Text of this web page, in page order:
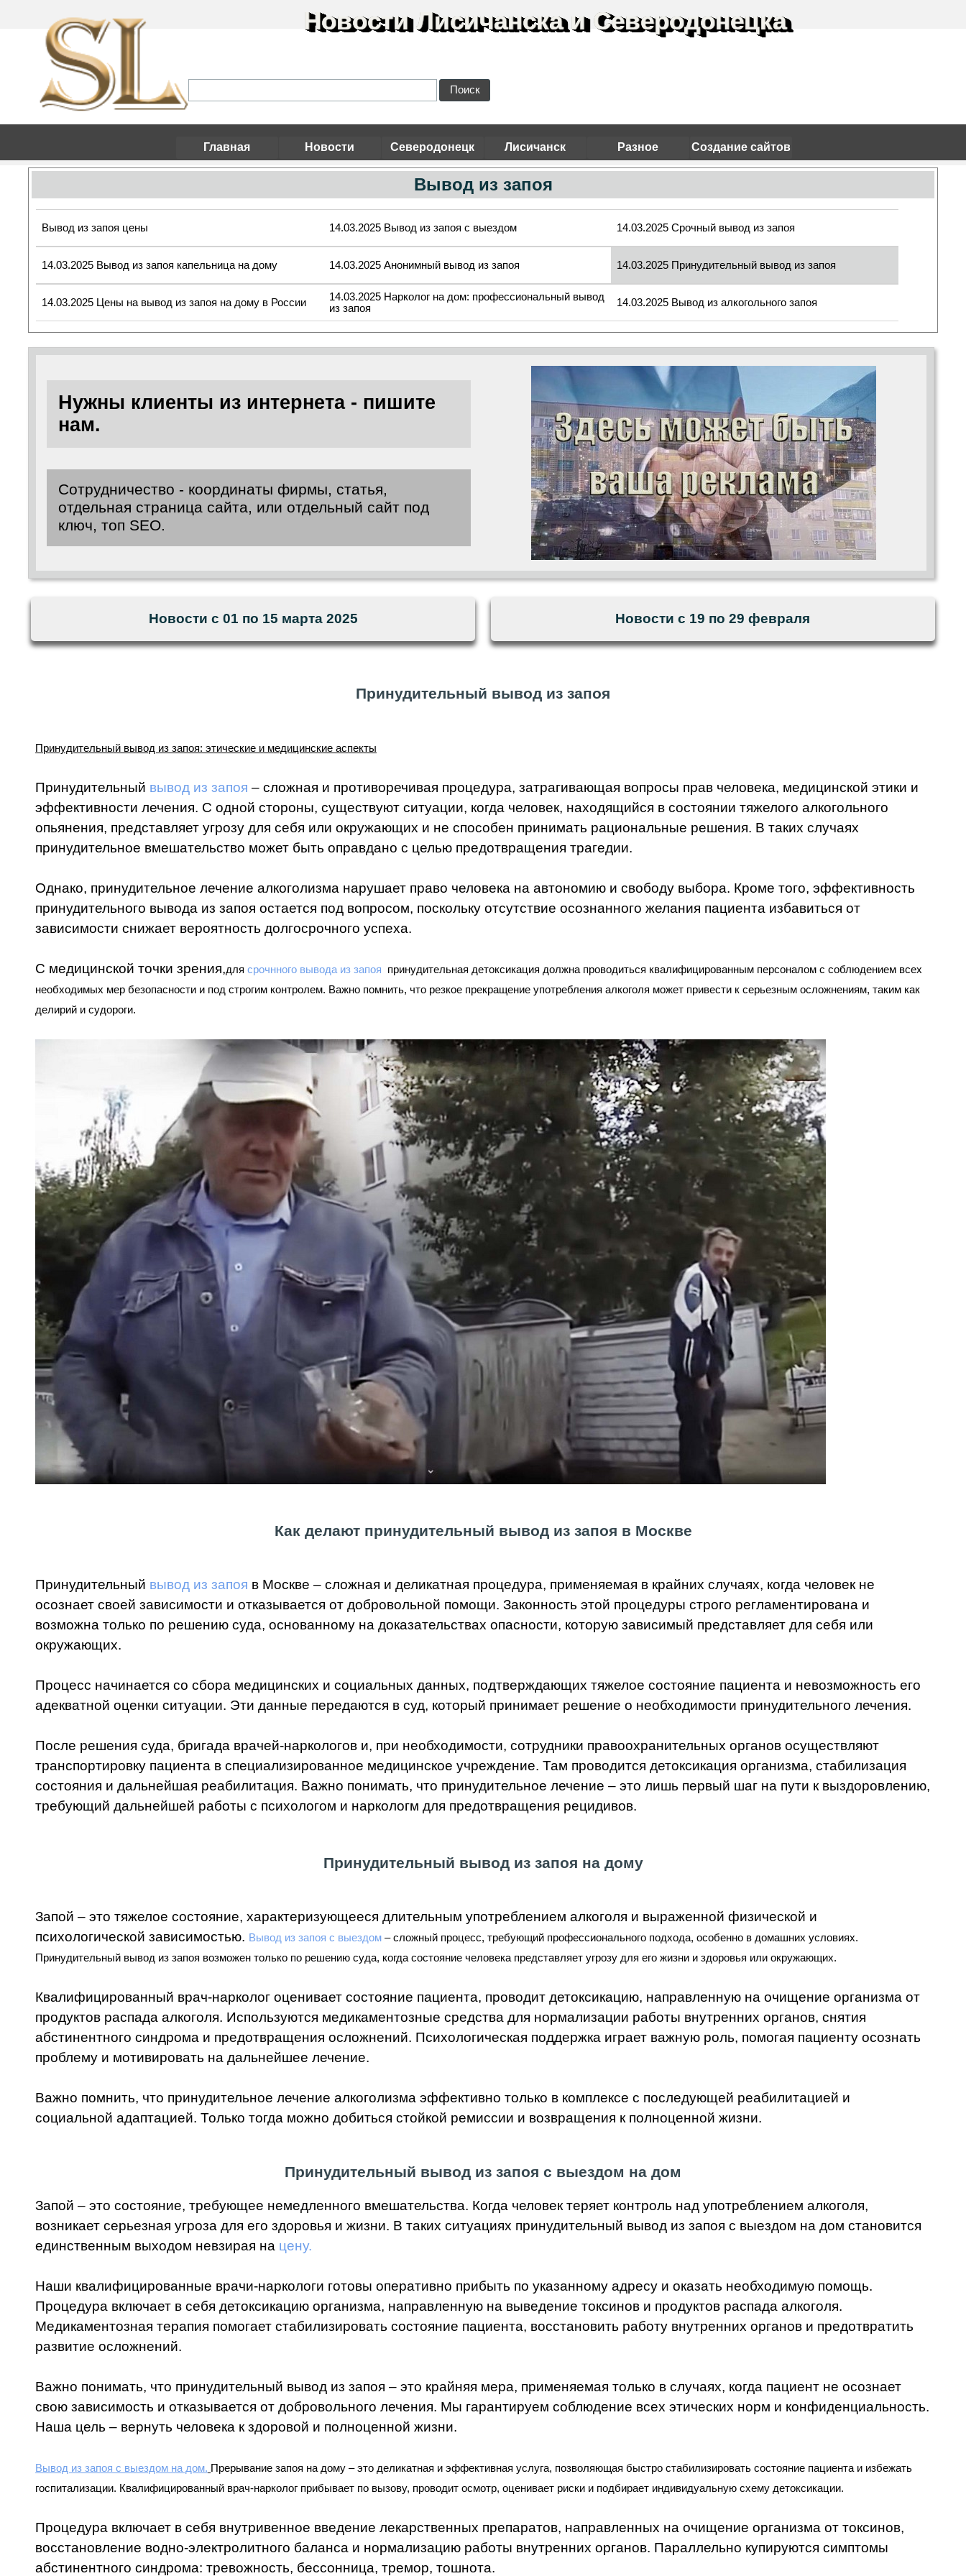
Главная Новости Северодонецк Лисичанск Разное Создание сайтов
Новости Лисичанска и Северодонецка
Поиск
Вывод из запоя
Вывод из запоя цены 14.03.2025 Вывод из запоя с выездом 14.03.2025 Срочный вывод из запоя
14.03.2025 Вывод из запоя капельница на дому 14.03.2025 Анонимный вывод из запоя 14.03.2025 Принудительный вывод из запоя
14.03.2025 Цены на вывод из запоя на дому в России
14.03.2025 Нарколог на дом: профессиональный вывод
из запоя
14.03.2025 Вывод из алкогольного запоя
Нужны клиенты из интернета - пишите
нам.
Сотрудничество - координаты фирмы, статья,
отдельная страница сайта, или отдельный сайт под
ключ, топ SEO.
Новости с 01 по 15 марта 2025 Новости с 19 по 29 февраля
Принудительный вывод из запоя
Принудительный вывод из запоя: этические и медицинские аспекты
Принудительный вывод из запоя – сложная и противоречивая процедура, затрагивающая вопросы прав человека, медицинской этики и
эффективности лечения. С одной стороны, существуют ситуации, когда человек, находящийся в состоянии тяжелого алкогольного
опьянения, представляет угрозу для себя или окружающих и не способен принимать рациональные решения. В таких случаях
принудительное вмешательство может быть оправдано с целью предотвращения трагедии.
Однако, принудительное лечение алкоголизма нарушает право человека на автономию и свободу выбора. Кроме того, эффективность
принудительного вывода из запоя остается под вопросом, поскольку отсутствие осознанного желания пациента избавиться от
зависимости снижает вероятность долгосрочного успеха.
С медицинской точки зрения,для срочнного вывода из запоя принудительная детоксикация должна проводиться квалифицированным персоналом с соблюдением всех
необходимых мер безопасности и под строгим контролем. Важно помнить, что резкое прекращение употребления алкоголя может привести к серьезным осложнениям, таким как
делирий и судороги.
Как делают принудительный вывод из запоя в Москве
Принудительный вывод из запоя в Москве – сложная и деликатная процедура, применяемая в крайних случаях, когда человек не
осознает своей зависимости и отказывается от добровольной помощи. Законность этой процедуры строго регламентирована и
возможна только по решению суда, основанному на доказательствах опасности, которую зависимый представляет для себя или
окружающих.
Процесс начинается со сбора медицинских и социальных данных, подтверждающих тяжелое состояние пациента и невозможность его
адекватной оценки ситуации. Эти данные передаются в суд, который принимает решение о необходимости принудительного лечения.
После решения суда, бригада врачей-наркологов и, при необходимости, сотрудники правоохранительных органов осуществляют
транспортировку пациента в специализированное медицинское учреждение. Там проводится детоксикация организма, стабилизация
состояния и дальнейшая реабилитация. Важно понимать, что принудительное лечение – это лишь первый шаг на пути к выздоровлению,
требующий дальнейшей работы с психологом и наркологм для предотвращения рецидивов.
Принудительный вывод из запоя на дому
Запой – это тяжелое состояние, характеризующееся длительным употреблением алкоголя и выраженной физической и
психологической зависимостью. Вывод из запоя с выездом – сложный процесс, требующий профессионального подхода, особенно в домашних условиях.
Принудительный вывод из запоя возможен только по решению суда, когда состояние человека представляет угрозу для его жизни и здоровья или окружающих.
Квалифицированный врач-нарколог оценивает состояние пациента, проводит детоксикацию, направленную на очищение организма от
продуктов распада алкоголя. Используются медикаментозные средства для нормализации работы внутренних органов, снятия
абстинентного синдрома и предотвращения осложнений. Психологическая поддержка играет важную роль, помогая пациенту осознать
проблему и мотивировать на дальнейшее лечение.
Важно помнить, что принудительное лечение алкоголизма эффективно только в комплексе с последующей реабилитацией и
социальной адаптацией. Только тогда можно добиться стойкой ремиссии и возвращения к полноценной жизни.
Принудительный вывод из запоя с выездом на дом
Запой – это состояние, требующее немедленного вмешательства. Когда человек теряет контроль над употреблением алкоголя,
возникает серьезная угроза для его здоровья и жизни. В таких ситуациях принудительный вывод из запоя с выездом на дом становится
единственным выходом невзирая на цену.
Наши квалифицированные врачи-наркологи готовы оперативно прибыть по указанному адресу и оказать необходимую помощь.
Процедура включает в себя детоксикацию организма, направленную на выведение токсинов и продуктов распада алкоголя.
Медикаментозная терапия помогает стабилизировать состояние пациента, восстановить работу внутренних органов и предотвратить
развитие осложнений.
Важно понимать, что принудительный вывод из запоя – это крайняя мера, применяемая только в случаях, когда пациент не осознает
свою зависимость и отказывается от добровольного лечения. Мы гарантируем соблюдение всех этических норм и конфиденциальность.
Наша цель – вернуть человека к здоровой и полноценной жизни.
Вывод из запоя с выездом на дом. Прерывание запоя на дому – это деликатная и эффективная услуга, позволяющая быстро стабилизировать состояние пациента и избежать
госпитализации. Квалифицированный врач-нарколог прибывает по вызову, проводит осмотр, оценивает риски и подбирает индивидуальную схему детоксикации.
Процедура включает в себя внутривенное введение лекарственных препаратов, направленных на очищение организма от токсинов,
восстановление водно-электролитного баланса и нормализацию работы внутренних органов. Параллельно купируются симптомы
абстинентного синдрома: тревожность, бессонница, тремор, тошнота.